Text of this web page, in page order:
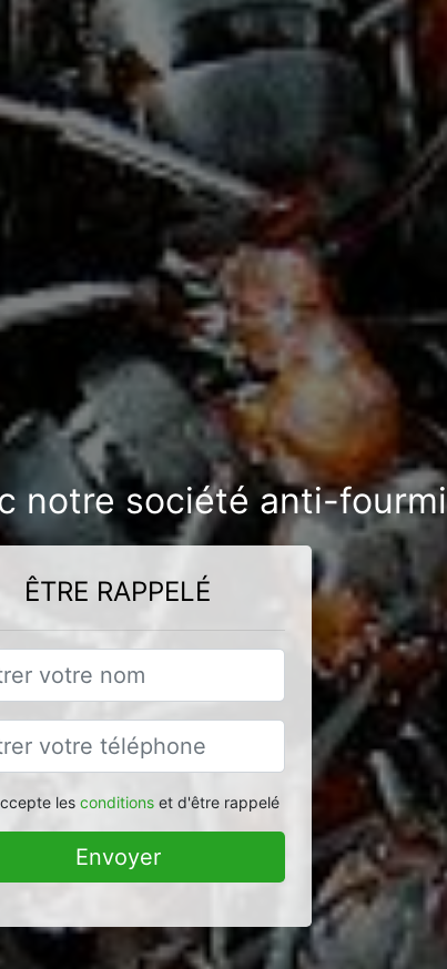
notre société anti-
ÊTRE RAPPELÉ
les conditionset d'être rappelé
Envoyer